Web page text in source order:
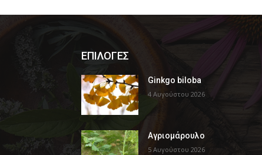
ΕΠΙΛΟΓΕΣ
Ginkgo biloba
4 Αυγούστου 2026
Αγριομάρουλο
5 Αυγούστου 2026